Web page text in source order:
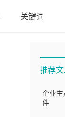
关键词
软
推荐
企业生
件